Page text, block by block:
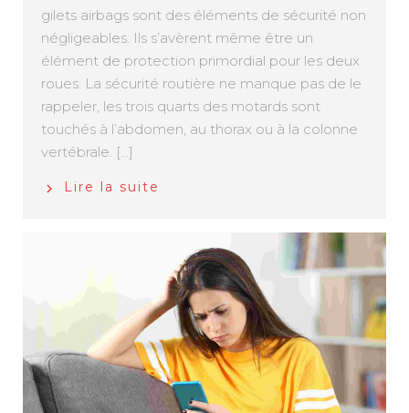
gilets airbags sont des éléments de sécurité non
négligeables. Ils s’avèrent même être un
élément de protection primordial pour les deux
roues. La sécurité routière ne manque pas de le
rappeler, les trois quarts des motards sont
touchés à l’abdomen, au thorax ou à la colonne
vertébrale. [...]
Lire la suite